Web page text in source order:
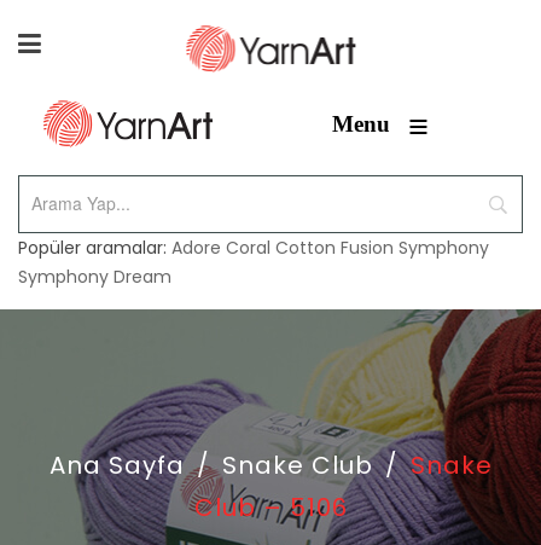
Menu ≡
Popüler aramalar: Adore Coral Cotton Fusion Symphony
Symphony Dream
Ana Sayfa / Snake Club / Snake
Club – 5106